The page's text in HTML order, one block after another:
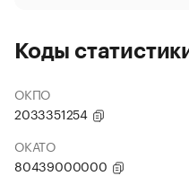
Коды
ОКПО
2033351254
ОКАТО
80439000000